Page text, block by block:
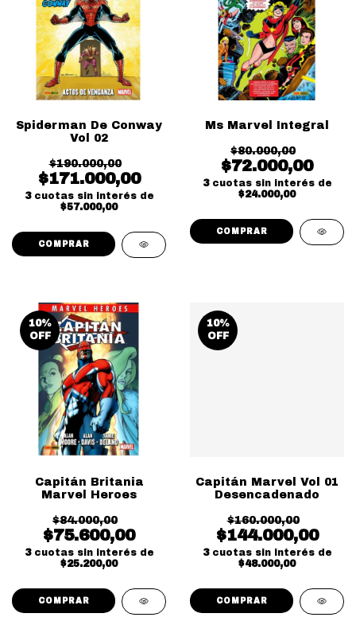
Spiderman De Conway
Vol 02
$190.000,00
$171.000,00
3 cuotas sin interés de
$57.000,00
Ms Marvel Integral
$80.000,00
$72.000,00
3 cuotas sin interés de
$24.000,00
10%
OFF
Capitán Britania
Marvel Heroes
$84.000,00
$75.600,00
3 cuotas sin interés de
$25.200,00
10%
OFF
Capitán Marvel Vol 01
Desencadenado
$160.000,00
$144.000,00
3 cuotas sin interés de
$48.000,00